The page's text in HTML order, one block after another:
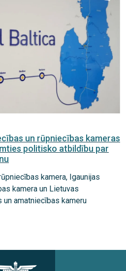
un rūpniecības kameras
politisko atbildību par
kamera, Igaunijas
kamera un Lietuvas
amatniecības kameru